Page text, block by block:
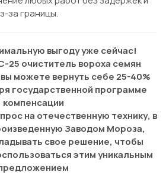
за границы.
выгоду уже сейчас!
25 очиститель вороха семян
можете вернуть себе 25-40%
государственной программе
компенсации
на отечественную технику, в
Заводом Мороза,
свое решение, чтобы
этим уникальным